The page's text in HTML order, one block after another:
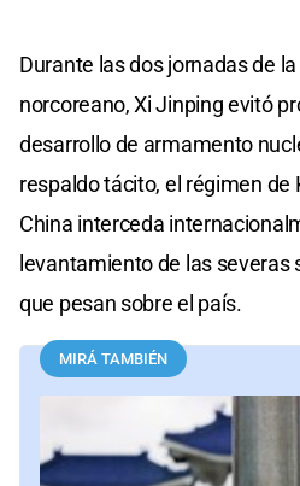
Durante las dos jornadas de
norcoreano, Xi Jinping evitó
desarrollo de armamento
respaldo tácito, el régimen de
China interceda
levantamiento de las severas
que pesan sobre el país.
MIRÁ TAMBIÉN